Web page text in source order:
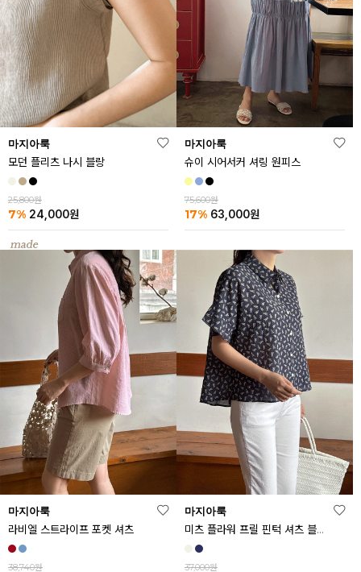
마지아룩
모던 플리츠 나시 블랑
25,800원
7% 24,000원
마지아룩
슈이 시어서커 셔링 원피스
75,600원
17% 63,000원
마지아룩
라비엘 스트라이프 포켓 셔츠
38,740원
마지아룩
미츠 플라워 프릴 핀턱 셔츠 블라우스
37,000원